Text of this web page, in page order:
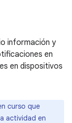
información y
en
en dispositivos
curso que
actividad en